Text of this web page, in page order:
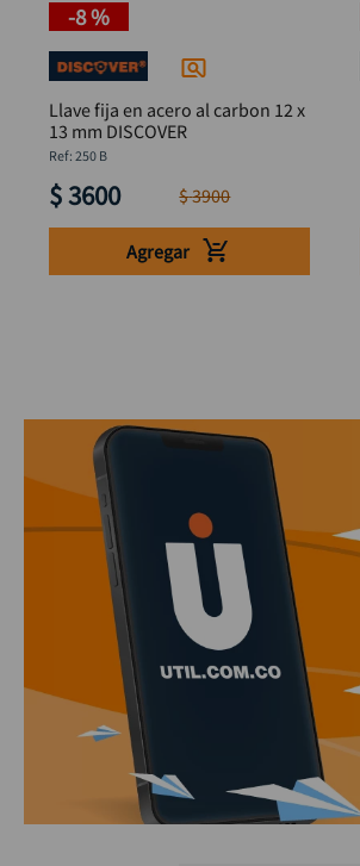
-8 %
Llave fija en acero al carbon 12 x
13 mm DISCOVER
: 250 B
$3600 $3900
Agregar